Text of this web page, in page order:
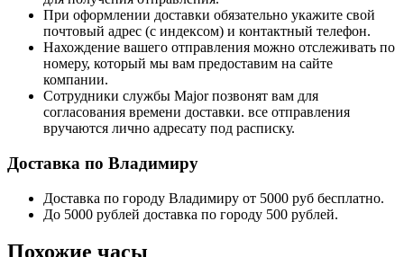
При оформлении доставки обязательно укажите свой
почтовый адрес (с индексом) и контактный телефон.
Нахождение вашего отправления можно отслеживать по
номеру, который мы вам предоставим на сайте
компании.
Сотрудники службы Major позвонят вам для
согласования времени доставки. все отправления
вручаются лично адресату под расписку.
Доставка по Владимиру
Доставка по городу Владимиру от 5000 руб бесплатно.
До 5000 рублей доставка по городу 500 рублей.
Похожие часы